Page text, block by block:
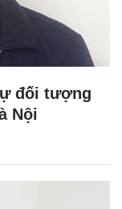
đối tượng
Nội